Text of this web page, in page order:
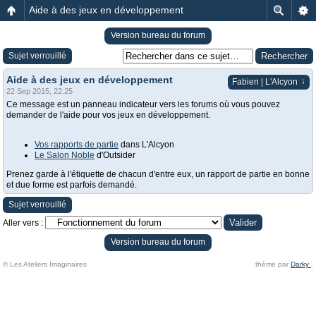
Aide à des jeux en développement
Version bureau du forum
Sujet verrouillé
Fabien | L'Alcyon ↓
Aide à des jeux en développement
22 Sep 2015, 22:25
Ce message est un panneau indicateur vers les forums où vous pouvez
demander de l'aide pour vos jeux en développement.
Vos rapports de partie dans L'Alcyon
Le Salon Noble d'Outsider
Prenez garde à l'étiquette de chacun d'entre eux, un rapport de partie en bonne
et due forme est parfois demandé.
Sujet verrouillé
Aller vers :
Version bureau du forum
© Les Ateliers Imaginaires thème par Darky